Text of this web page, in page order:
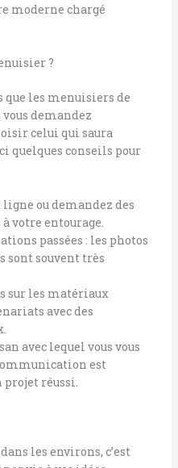
moderne chargé
?
que les menuisiers de
demandez
celui qui saura
quelques conseils pour
ou demandez des
votre entourage.
passées : les photos
sont souvent très
sur les matériaux
avec des
avec lequel vous vous
est
réussi.
les environs, c’est